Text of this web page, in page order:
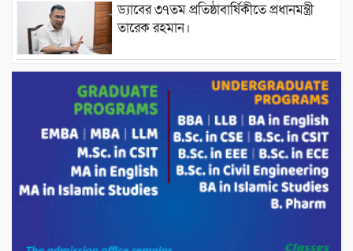
ড্যাবের ৩৭তম প্রতিষ্ঠাবার্ষিকীতে প্রধানমন্ত্রী
তারেক রহমান।
চন্দনাইশের হাশিমপুর ৪ নং ওয়ার্ডে ৫’শতাধিক
হতদরিদ্র পরিবারের মাঝে খাদ্যসামগ্রী বিতরণ
করেন মনজুর মোরশেদ
পরিবেশ রক্ষায় পাটগ্রামে ইহসান ইয়ুথ
সার্কেলের বৃক্ষরোপণ
মিরপুর-১১ নম্বরে দুর্বৃত্তদের গুলিতে বিএনপি